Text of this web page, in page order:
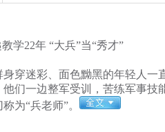
22年 “大兵”当“秀才”
迷彩、面色黝黑的年轻人一
们一边整军受训，苦练军事技
为“兵老师”。